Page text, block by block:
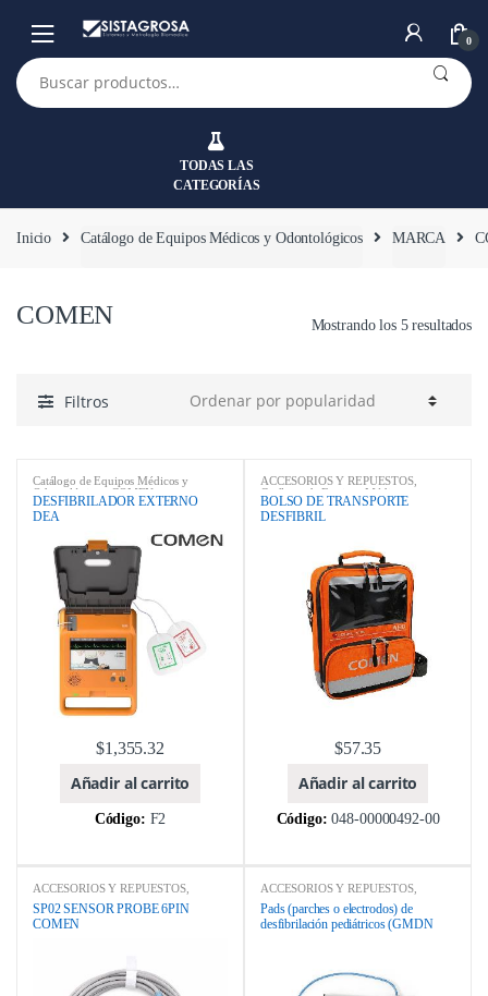
navegación
contenido
0
Buscar
por:
TODAS LAS
CATEGORÍAS
Inicio Catálogo de Equipos Médicos y Odontológicos MARCA
COMEN Mostrando los 5 resultados
Filtros
Catálogo de Equipos Médicos y
Odontológicos
COMEN
DESFRIBILADORES,EQUIPOS
MEDICOS
DESFIBRILADOR EXTERNO
DEA
$1,355.32
Añadir al carrito
Código: F2
ACCESORIOS Y REPUESTOS,
Catálogo de Equipos Médicos y
Odontológicos,COMEN,
DESFRIBILADORES
BOLSO DE TRANSPORTE
DESFIBRIL
$57.35
Añadir al carrito
Código: 048-00000492-00
ACCESORIOS Y REPUESTOS,
Odontológicos,COMEN,EQUIPOS
MEDICOS
SP02 SENSOR PROBE 6PIN
COMEN
ACCESORIOS Y REPUESTOS,
Odontológicos ,COMEN,
DESFRIBILADORES,EQUIPOS
MARCA
Pads (parches o electrodos) de
desfibrilación pediátricos (GMDN